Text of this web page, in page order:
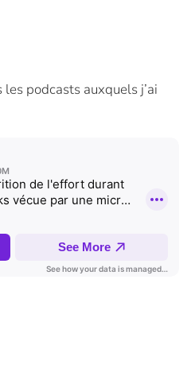
podcasts auxquels j’ai